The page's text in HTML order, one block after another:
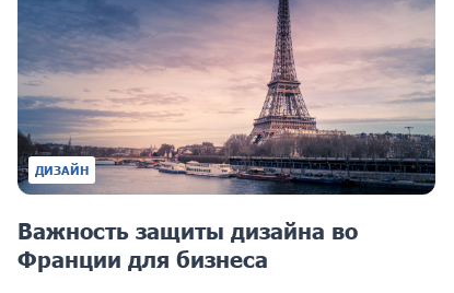
ДИЗАЙН
Важность защиты дизайна во
Франции для бизнеса